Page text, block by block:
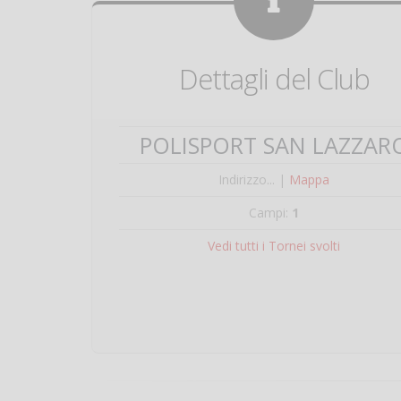
Dettagli del Club
POLISPORT SAN
Indirizzo... | Mappa
Campi: 1
Vedi tutti i Tornei svolti